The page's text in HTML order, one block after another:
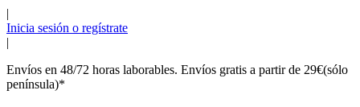
|
Inicia sesión o regístrate
|
Envíos en 48/72 horas laborables. Envíos gratis a partir de 29€(sólo
península)*